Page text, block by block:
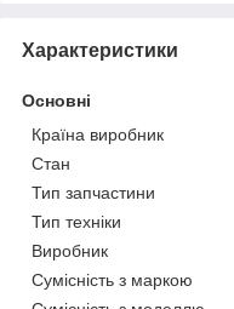
Характеристики
Основні
Країна виробник
Стан
Тип запчастини
Тип техніки
Виробник
Сумісність з маркою